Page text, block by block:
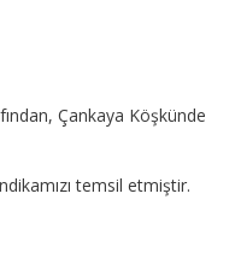
Çankaya Köşkünde
temsil etmiştir.